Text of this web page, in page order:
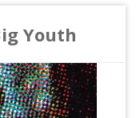
Youth